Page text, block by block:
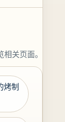
关页面。
烤制